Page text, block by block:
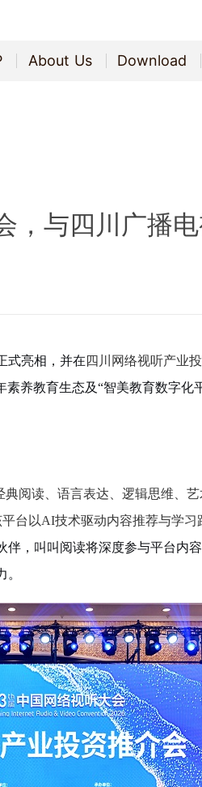
About Us
Download
，与四川广播
式亮相，并在 四川网络视听产业
素养教育生态及“智美教育数字化
阅读、语言表达、逻辑思维、
台以AI技术驱动内容推荐与学
伴，叫叫阅读将深度参与平台内